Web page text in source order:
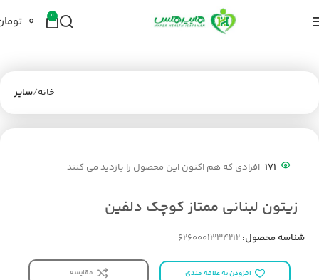
0 ۰
خانه سایر
171 افرادی که هم اکنون این محصول را بازدید می کنند
زیتون لبنانی ممتاز کوچک دلفین
شناسه محصول: 6260001334212
افزودن به علاقه مندی مقایسه